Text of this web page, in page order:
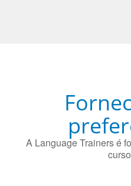
A Language Trainers é